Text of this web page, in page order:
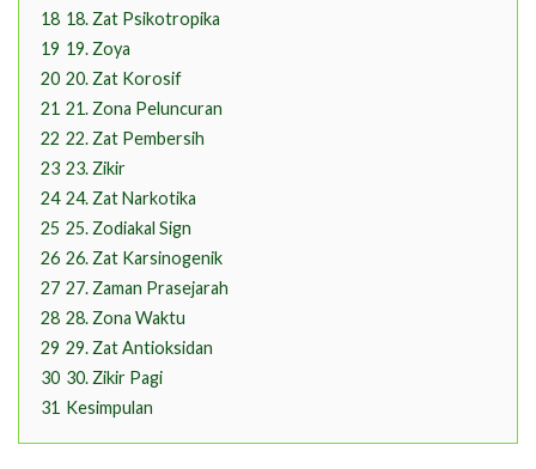
18 18. Zat Psikotropika
19 19. Zoya
20 20. Zat Korosif
21 21. Zona Peluncuran
22 22. Zat Pembersih
23 23. Zikir
24 24. Zat Narkotika
25 25. Zodiakal Sign
26 26. Zat Karsinogenik
27 27. Zaman Prasejarah
28 28. Zona Waktu
29 29. Zat Antioksidan
30 30. Zikir Pagi
31 Kesimpulan